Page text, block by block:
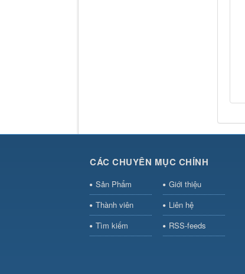
CÁC CHUYÊN MỤC CHÍNH
Sản Phẩm
Giới thiệu
Thành viên
Liên hệ
Tìm kiếm
RSS-feeds